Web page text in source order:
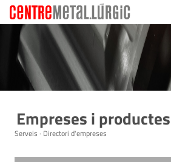
Empreses i productes
Serveis · Directori d'empreses